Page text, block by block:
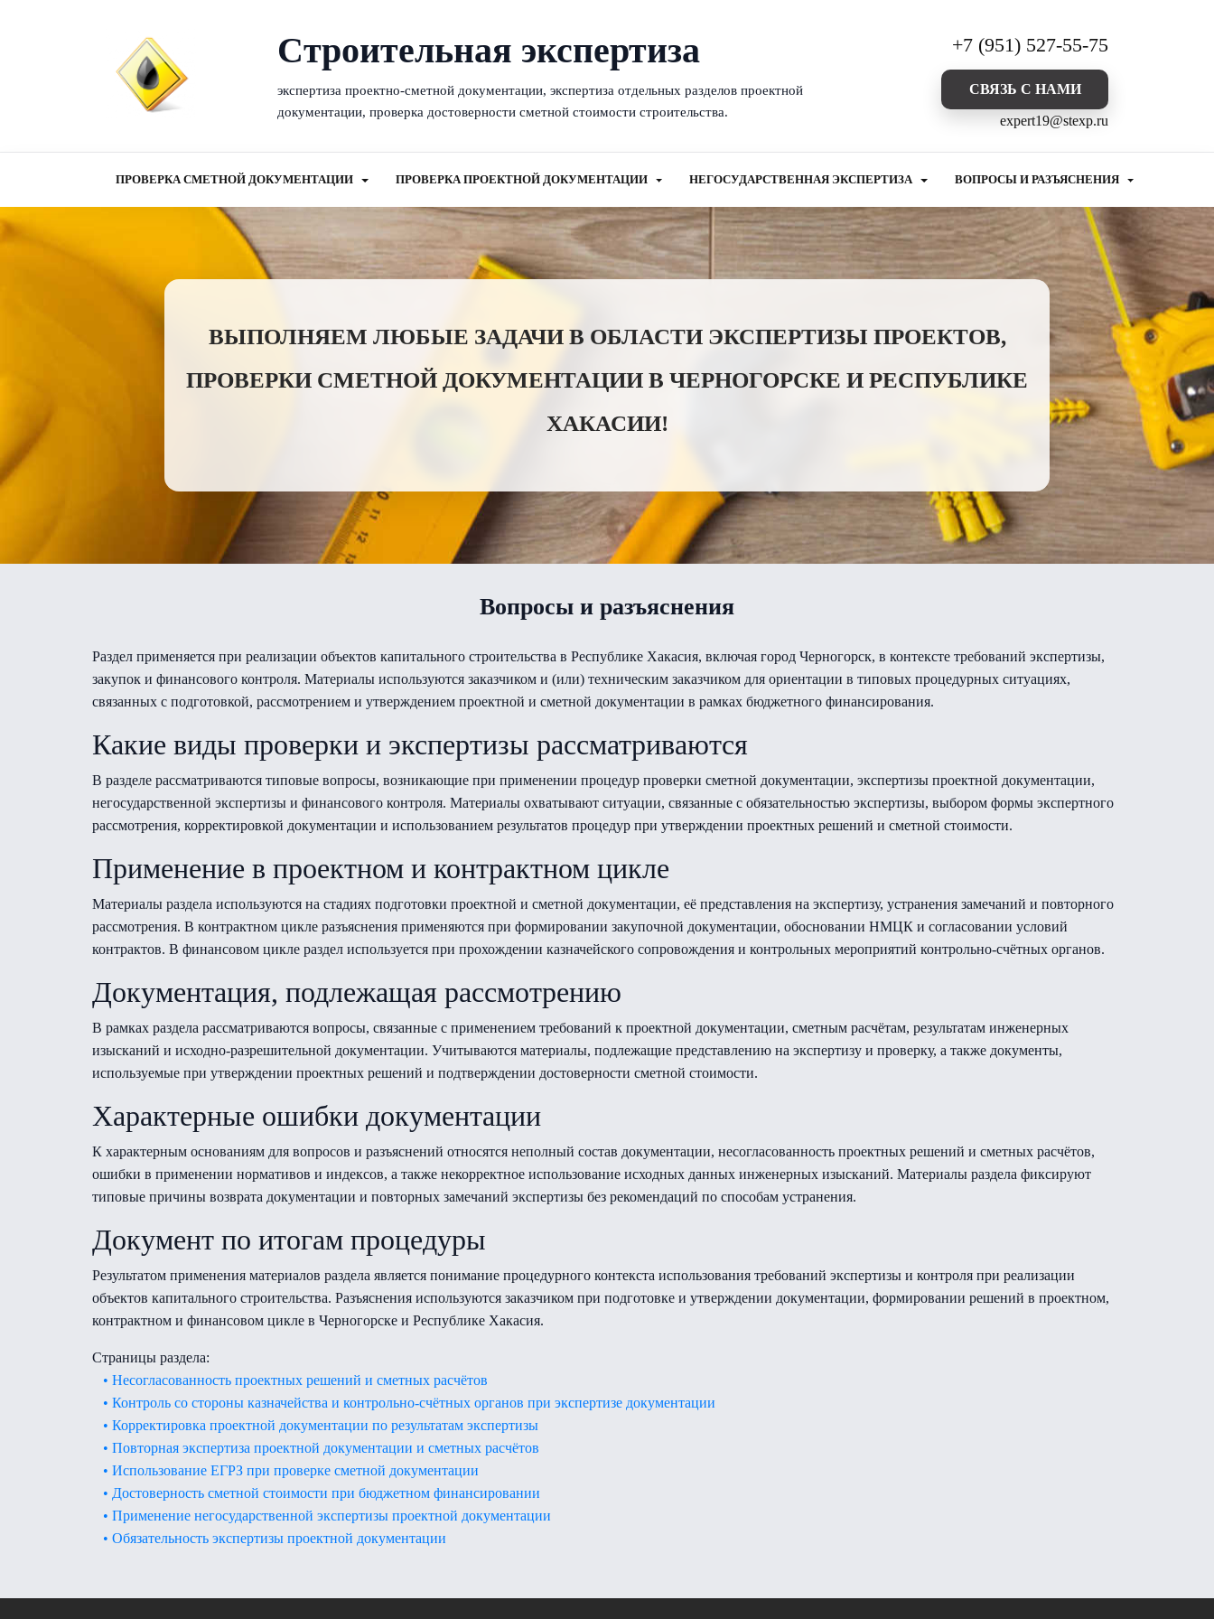
Cтроительная экспертиза
экспертиза проектно-сметной документации, экспертиза отдельных разделов проектной
документации, проверка достоверности сметной стоимости строительства.
+7 (951) 527-55-75
CВЯЗЬ С НАМИ
expert19@stexp.ru
ПРОВЕРКА СМЕТНОЙ ДОКУМЕНТАЦИИ ПРОВЕРКА ПРОЕКТНОЙ ДОКУМЕНТАЦИИ НЕГОСУДАРСТВЕННАЯ ЭКСПЕРТИЗА ВОПРОСЫ И РАЗЪЯСНЕНИЯ
ВЫПОЛНЯЕМ ЛЮБЫЕ ЗАДАЧИ В ОБЛАСТИ ЭКСПЕРТИЗЫ ПРОЕКТОВ,
ПРОВЕРКИ СМЕТНОЙ ДОКУМЕНТАЦИИ В ЧЕРНОГОРСКЕ И РЕСПУБЛИКЕ
ХАКАСИИ!
Вопросы и разъяснения
Раздел применяется при реализации объектов капитального строительства в Республике Хакасия, включая город Черногорск, в контексте требований экспертизы,
закупок и финансового контроля. Материалы используются заказчиком и (или) техническим заказчиком для ориентации в типовых процедурных ситуациях,
связанных с подготовкой, рассмотрением и утверждением проектной и сметной документации в рамках бюджетного финансирования.
Какие виды проверки и экспертизы рассматриваются
В разделе рассматриваются типовые вопросы, возникающие при применении процедур проверки сметной документации, экспертизы проектной документации,
негосударственной экспертизы и финансового контроля. Материалы охватывают ситуации, связанные с обязательностью экспертизы, выбором формы экспертного
рассмотрения, корректировкой документации и использованием результатов процедур при утверждении проектных решений и сметной стоимости.
Применение в проектном и контрактном цикле
Материалы раздела используются на стадиях подготовки проектной и сметной документации, её представления на экспертизу, устранения замечаний и повторного
рассмотрения. В контрактном цикле разъяснения применяются при формировании закупочной документации, обосновании НМЦК и согласовании условий
контрактов. В финансовом цикле раздел используется при прохождении казначейского сопровождения и контрольных мероприятий контрольно-счётных органов.
Документация, подлежащая рассмотрению
В рамках раздела рассматриваются вопросы, связанные с применением требований к проектной документации, сметным расчётам, результатам инженерных
изысканий и исходно-разрешительной документации. Учитываются материалы, подлежащие представлению на экспертизу и проверку, а также документы,
используемые при утверждении проектных решений и подтверждении достоверности сметной стоимости.
Характерные ошибки документации
К характерным основаниям для вопросов и разъяснений относятся неполный состав документации, несогласованность проектных решений и сметных расчётов,
ошибки в применении нормативов и индексов, а также некорректное использование исходных данных инженерных изысканий. Материалы раздела фиксируют
типовые причины возврата документации и повторных замечаний экспертизы без рекомендаций по способам устранения.
Документ по итогам процедуры
Результатом применения материалов раздела является понимание процедурного контекста использования требований экспертизы и контроля при реализации
объектов капитального строительства. Разъяснения используются заказчиком при подготовке и утверждении документации, формировании решений в проектном,
контрактном и финансовом цикле в Черногорске и Республике Хакасия.
Страницы раздела:
• Несогласованность проектных решений и сметных расчётов
• Контроль со стороны казначейства и контрольно-счётных органов при экспертизе документации
• Корректировка проектной документации по результатам экспертизы
• Повторная экспертиза проектной документации и сметных расчётов
• Использование ЕГРЗ при проверке сметной документации
• Достоверность сметной стоимости при бюджетном финансировании
• Применение негосударственной экспертизы проектной документации
• Обязательность экспертизы проектной документации